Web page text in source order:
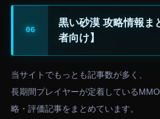
黒い砂漠 攻略情報ま
者向け】
当サイトでもっとも記事数が多く、
長期間プレイヤーが定着している
略・評価記事をまとめています。